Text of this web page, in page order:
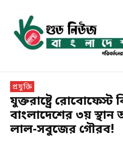
প্রযুক্তি
যুক্তরাষ্ট্রে রোবোফেস্ট
বাংলাদেশের ৩য় স্থান
লাল-সবুজের গৌরব!